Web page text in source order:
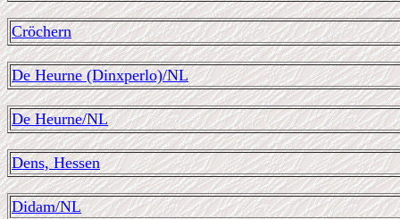
Cröchern
De Heurne (Dinxperlo)/NL
De Heurne/NL
Dens, Hessen
Didam/NL